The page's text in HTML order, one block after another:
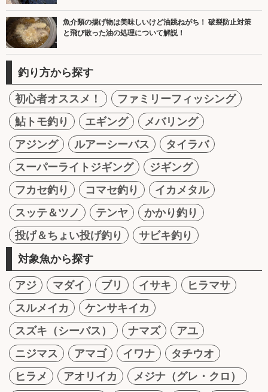
魚介類の揚げ物は美味しいけど油跳ねがち！ 破裂防止対策
と飛び散った油の処理について解説！
釣り方から探す
初心者オススメ！
ファミリーフィッシング
鮎トモ釣り
エギング
メバリング
アジング
ルアーシーバス
タイラバ
スーパーライトジギング
ジギング
フカセ釣り
コマセ釣り
イカメタル
スッテ＆ツノ
テンヤ
かかり釣り
投げ＆ちょい投げ釣り
サビキ釣り
対象魚から探す
アジ マダイ ブリ イサキ
ヒラマサ
スルメイカ
ケンサキイカ
スズキ（シーバス）
ナマズ
アユ
ニジマス
アマゴ イワナ
タチウオ
ヒラメ
アオリイカ
メジナ（グレ・クロ）